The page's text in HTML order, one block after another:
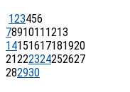
123456
7891011 1213
14151617181920
21222324252627
282930